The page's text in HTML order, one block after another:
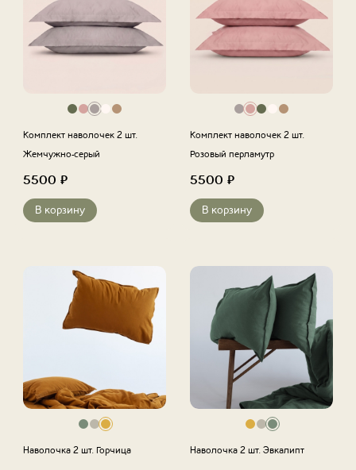
Комплект наволочек 2 шт.
Жемчужно-серый
5500 ₽
В корзину
Комплект наволочек 2 шт.
Розовый перламутр
5500 ₽
В корзину
Наволочка 2 шт. Горчица Наволочка 2 шт. Эвкалипт